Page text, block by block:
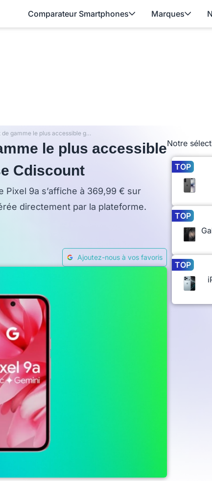
Comparateur Smartphones Marques
Google Pixel 9a : le haut de gamme le plus accessible grâce à la plateforme française Cdiscount
le plus accessible
Cdiscount
Pixel 9a s’affiche à 369,99 € sur
directement par la plateforme.
Ajoutez-nous à vos favoris
Notre
TOP
TOP
TOP